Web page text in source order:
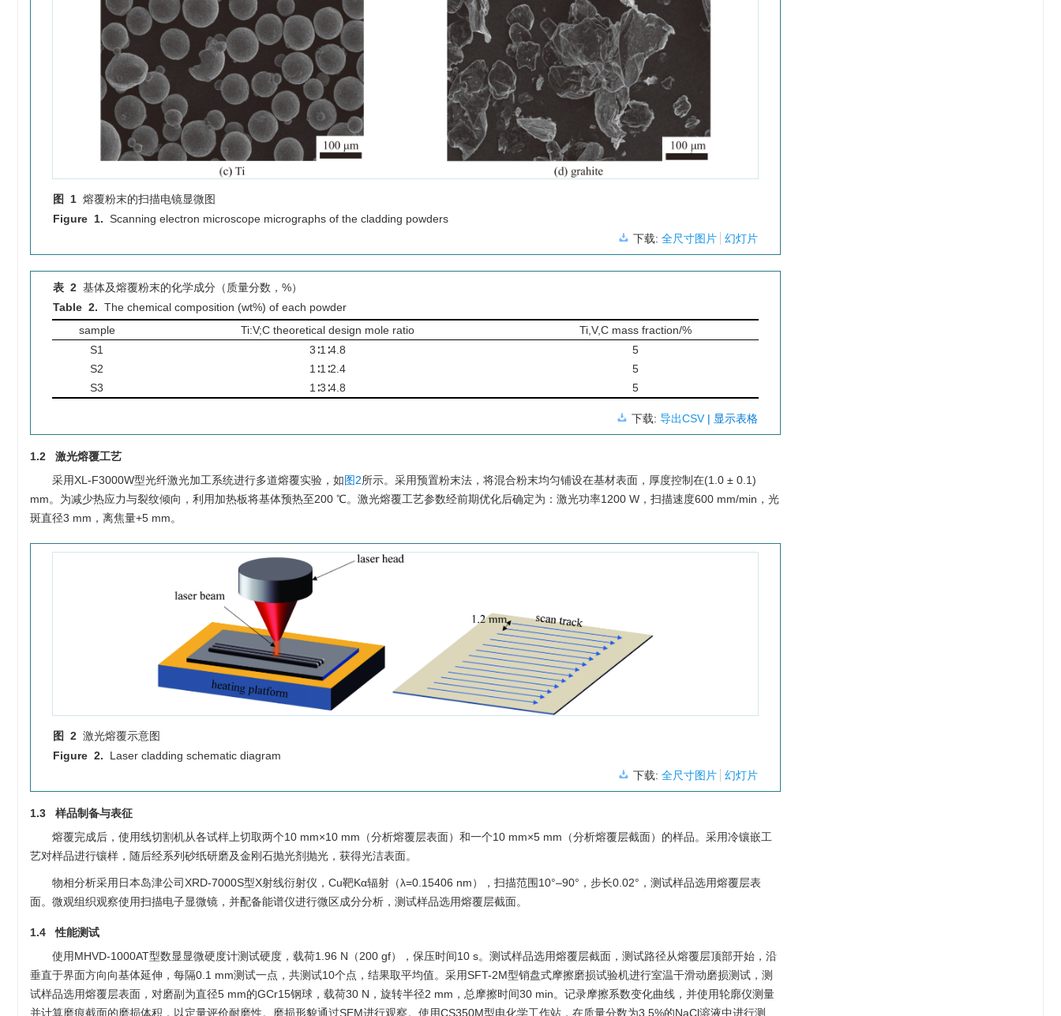
图 1 熔覆粉末的扫描电镜显微图
Figure 1. Scanning electron microscope micrographs of the cladding powders
下载: 全尺寸图片 幻灯片
表 2 基体及熔覆粉末的化学成分（质量分数，%）
Table 2. The chemical composition (wt%) of each powder
sample
Ti:V;C theoretical design mole ratio
Ti,V,C mass fraction/%
S1
3∶1∶4.8
5
S2
1∶1∶2.4
5
S3
1∶3∶4.8 5
下载: 导出CSV | 显示表格
1.2 激光熔覆工艺
采用XL-F3000W型光纤激光加工系统进行多道熔覆实验，如图2所示。采用预置粉末法，将混合粉末均匀铺设在基材表面，厚度控制在(1.0 ± 0.1)
mm。为减少热应力与裂纹倾向，利用加热板将基体预热至200 ℃。激光熔覆工艺参数经前期优化后确定为：激光功率1200 W，扫描速度600 mm/min，光
斑直径3 mm，离焦量+5 mm。
图 2 激光熔覆示意图
Figure 2.
Laser cladding schematic diagram
下载: 全尺寸图片 幻灯片
1.3 样品制备与表征
熔覆完成后，使用线切割机从各试样上切取两个10 mm×10 mm（分析熔覆层表面）和一个10 mm×5 mm（分析熔覆层截面）的样品。采用冷镶嵌工
艺对样品进行镶样，随后经系列砂纸研磨及金刚石抛光剂抛光，获得光洁表面。
物相分析采用日本岛津公司XRD-7000S型X射线衍射仪，Cu靶Kα辐射（λ=0.15406 nm），扫描范围10°–90°，步长0.02°，测试样品选用熔覆层表
面。微观组织观察使用扫描电子显微镜，并配备能谱仪进行微区成分分析，测试样品选用熔覆层截面。
1.4 性能测试
使用MHVD-1000AT型数显显微硬度计测试硬度，载荷1.96 N（200 gf），保压时间10 s。测试样品选用熔覆层截面，测试路径从熔覆层顶部开始，沿
垂直于界面方向向基体延伸，每隔0.1 mm测试一点，共测试10个点，结果取平均值。采用SFT-2M型销盘式摩擦磨损试验机进行室温干滑动磨损测试，测
试样品选用熔覆层表面，对磨副为直径5 mm的GCr15钢球，载荷30 N，旋转半径2 mm，总摩擦时间30 min。记录摩擦系数变化曲线，并使用轮廓仪测量
并计算磨痕截面的磨损体积，以定量评价耐磨性。磨损形貌通过SEM进行观察。使用CS350M型电化学工作站，在质量分数为3.5%的NaCl溶液中进行测